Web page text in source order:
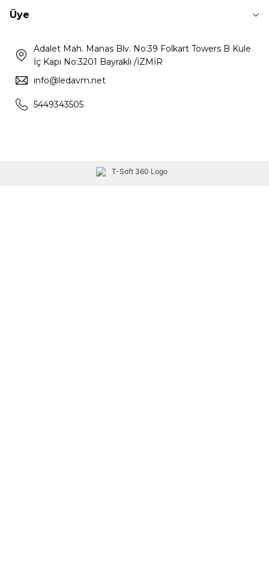
Üye
Adalet Mah. Manas Blv. No:39 Folkart Towers B Kule
İç Kapı No:3201 Bayraklı /İZMİR
info@ledavm.net
5449343505